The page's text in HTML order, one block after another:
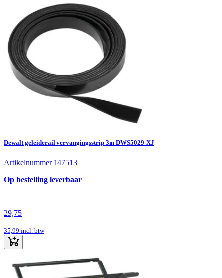
Dewalt geleiderail vervangingsstrip 3m DWS5029-XJ
Artikelnummer 147513
Op bestelling leverbaar
29,75
35,99 incl. btw